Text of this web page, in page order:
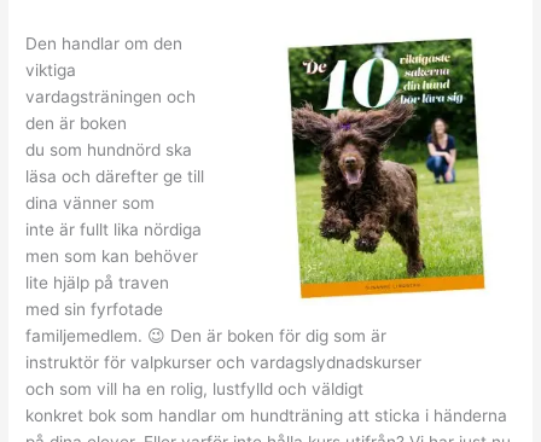
Den handlar om den
viktiga
vardagsträningen och
den är boken
du som hundnörd ska
läsa och därefter ge till
dina vänner som
inte är fullt lika nördiga
men som kan behöver
lite hjälp på traven
med sin fyrfotade
familjemedlem. 😉 Den är boken för dig som är
instruktör för valpkurser och vardagslydnadskurser
och som vill ha en rolig, lustfylld och väldigt
konkret bok som handlar om hundträning att sticka i händerna